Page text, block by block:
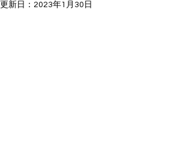
更新日： 2023年1月30日